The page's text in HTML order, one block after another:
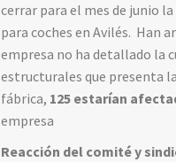
cerrar para el mes de junio
para coches en Avilés. Han
empresa no ha detallado la
estructurales que presenta
fábrica, 125 estarían
empresa
Reacción del comité y